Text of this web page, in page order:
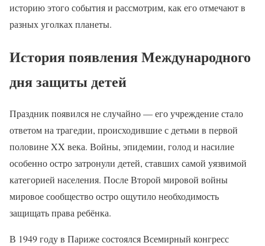
историю этого события и рассмотрим, как его отмечают в
разных уголках планеты.
История появления Международного
дня защиты детей
Праздник появился не случайно — его учреждение стало
ответом на трагедии, происходившие с детьми в первой
половине XX века. Войны, эпидемии, голод и насилие
особенно остро затронули детей, ставших самой уязвимой
категорией населения. После Второй мировой войны
мировое сообщество остро ощутило необходимость
защищать права ребёнка.
В 1949 году в Париже состоялся Всемирный конгресс